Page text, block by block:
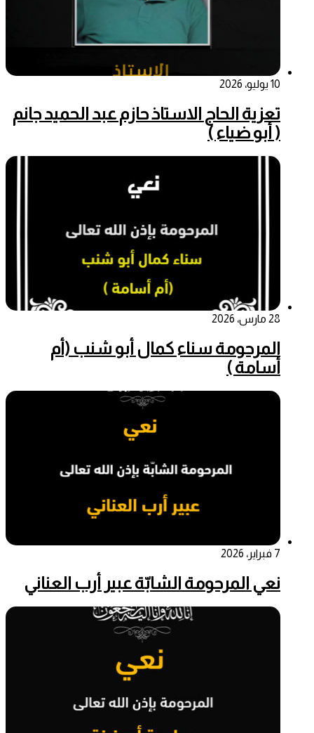
10 يوليو، 2026
تعزية الحاج الاستاذ حازم عبد الحميد جانم
( أبو ضياء )
28 مارس، 2026
المرحومة سناء كمال أبو شنب (أم
أسامة )
7 فبراير، 2026
نعي المرحومة الشابّة عبير أرب العناني